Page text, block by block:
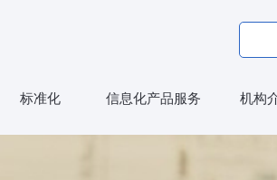
标准化 信息化产品服务 机构